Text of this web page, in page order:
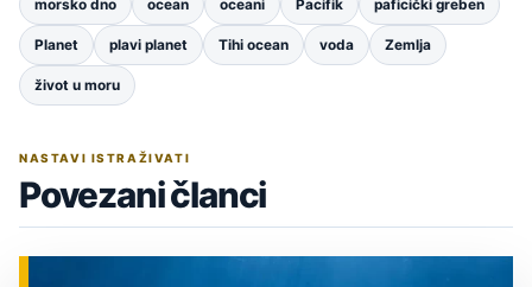
morsko dno ocean oceani Pacifik paficički greben
Planet plavi planet Tihi ocean voda Zemlja
život u moru
NASTAVI ISTRAŽIVATI
Povezani članci